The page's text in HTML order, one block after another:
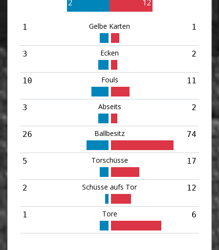
2 12
1 Gelbe Karten 1
3 Ecken 2
10 Fouls 11
3 Abseits 2
26 Ballbesitz 74
5 Torschüsse 17
2 Schüsse aufs Tor 12
1 Tore 6